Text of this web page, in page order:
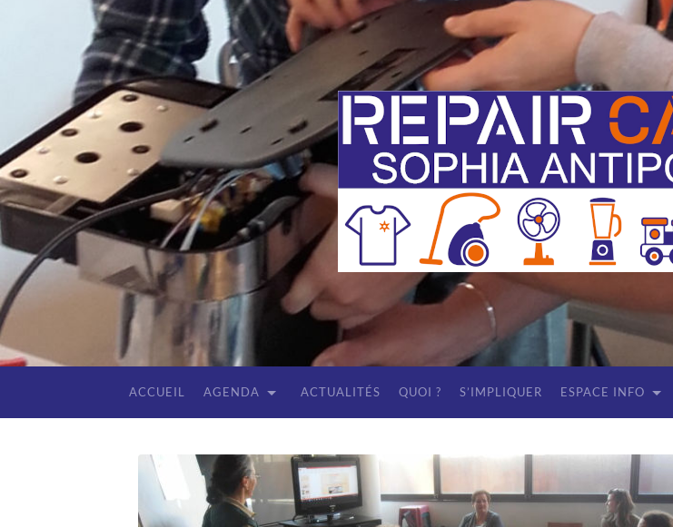
Café
Sophia
Antipolis
(Antibes
-
ACCUEIL AGENDA ACTUALITÉS QUOI ? S’IMPLIQUER ESPACE INFO